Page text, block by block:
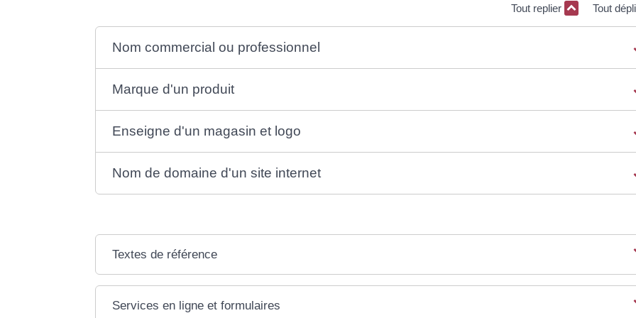
Tout replier Tout
Nom commercial ou professionnel
Marque d'un produit
Enseigne d'un magasin et logo
Nom de domaine d'un site internet
Textes de référence
Services en ligne et formulaires